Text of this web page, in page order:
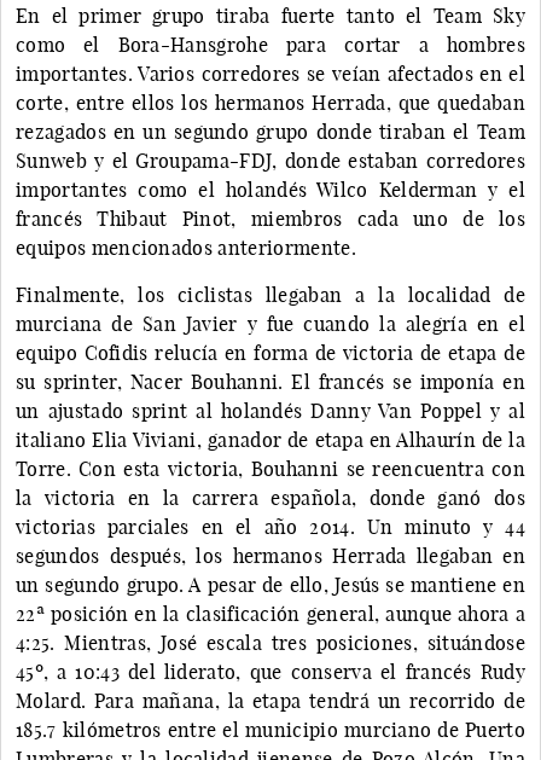
En el primer grupo tiraba fuerte tanto el Team Sky
como el Bora-Hansgrohe para cortar a hombres
importantes. Varios corredores se veían afectados en el
corte, entre ellos los hermanos Herrada, que quedaban
rezagados en un segundo grupo donde tiraban el Team
Sunweb y el Groupama-FDJ, donde estaban corredores
importantes como el holandés Wilco Kelderman y el
francés Thibaut Pinot, miembros cada uno de los
equipos mencionados anteriormente.
Finalmente, los ciclistas llegaban a la localidad de
murciana de San Javier y fue cuando la alegría en el
equipo Cofidis relucía en forma de victoria de etapa de
su sprinter, Nacer Bouhanni. El francés se imponía en
un ajustado sprint al holandés Danny Van Poppel y al
italiano Elia Viviani, ganador de etapa en Alhaurín de la
Torre. Con esta victoria, Bouhanni se reencuentra con
la victoria en la carrera española, donde ganó dos
victorias parciales en el año 2014. Un minuto y 44
segundos después, los hermanos Herrada llegaban en
un segundo grupo. A pesar de ello, Jesús se mantiene en
22ª posición en la clasificación general, aunque ahora a
4:25. Mientras, José escala tres posiciones, situándose
45º, a 10:43 del liderato, que conserva el francés Rudy
Molard. Para mañana, la etapa tendrá un recorrido de
185.7 kilómetros entre el municipio murciano de Puerto